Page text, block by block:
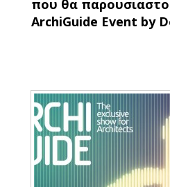
που θα
ArchiGuide Event by